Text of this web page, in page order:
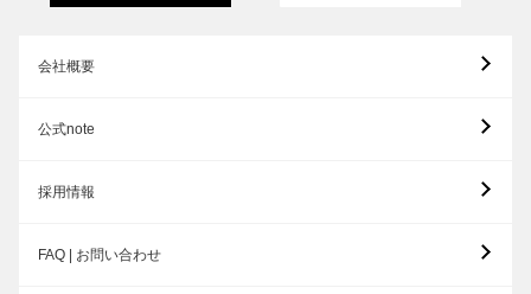
会社概要
公式note
採用情報
FAQ | お問い合わせ